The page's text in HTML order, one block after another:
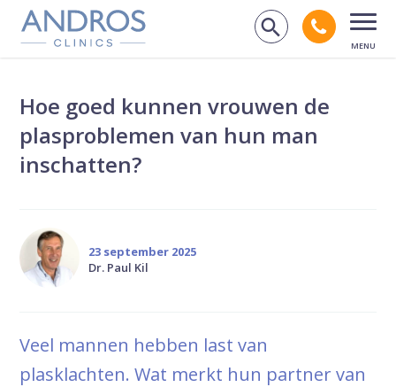
Navigatie overslaan
Zoek op
Bel
Hoe goed kunnen vrouwen de
plasproblemen van hun man
inschatten?
23 september 2025
Dr. Paul Kil
Veel mannen hebben last van
plasklachten. Wat merkt hun partner van